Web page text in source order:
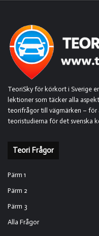
TeoriSky för körkort i Sverige
lektioner som täcker alla
teorifrågor till vägmärken –
teoristudierna för det svenska
Teori Frågor
Pärm 1
Pärm 2
Pärm 3
Alla Frågor